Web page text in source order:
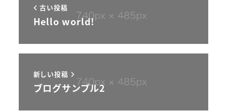
古い投稿
Hello world!
新しい投稿
ブログサンプル2